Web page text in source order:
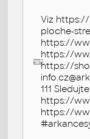
Viz
ploche-
https://
https://
https://
111
https://
https://